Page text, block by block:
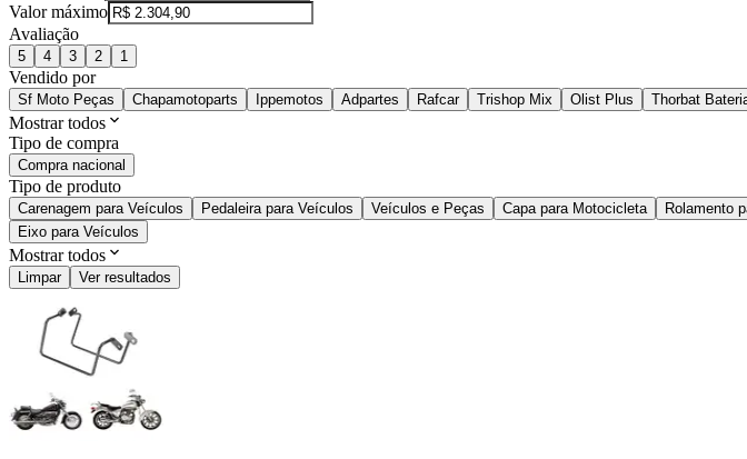
Valor máximo
Avaliação
5 4 3 2 1
Vendido por
Sf Moto Peças Chapamotoparts Ippemotos Adpartes Rafcar Trishop Mix Olist Plus Thorbat
Mostrar todos
Tipo de compra
Compra nacional
Tipo de produto
Carenagem para Veículos Pedaleira para Veículos Veículos e Peças Capa para Motocicleta Rolamento
Eixo para Veículos
Mostrar todos
Limpar Ver resultados